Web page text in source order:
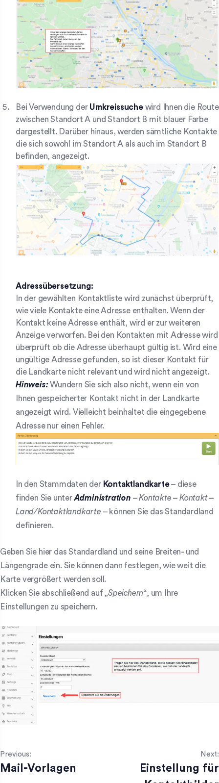
Bei Verwendung der Umkreissuchewird Ihnen die Route
zwischen Standort A und Standort B mit blauer Farbe
dargestellt. Darüber hinaus, werden sämtliche Kontakte
die sich sowohl im Standort A als auch im Standort B
befinden, angezeigt.
Adressübersetzung:
In der gewählten Kontaktliste wird zunächst überprüft,
wie viele Kontakte eine Adresse enthalten. Wenn der
Kontakt keine Adresse enthält, wird er zur weiteren
Anzeige verworfen. Bei den Kontakten mit Adresse wird
überprüft ob die Adresse überhaupt gültig ist. Wird eine
ungültige Adresse gefunden, so ist dieser Kontakt für
die Landkarte nicht relevant und wird nicht angezeigt.
Hinweis:Wundern Sie sich also nicht, wenn ein von
Ihnen gespeicherter Kontakt nicht in der Landkarte
angezeigt wird. Vielleicht beinhaltet die eingegebene
Adresse nur einen Fehler.
In den Stammdaten der Kontaktlandkarte– diese
finden Sie unterAdministration –Kontakte –Kontakt–
Land/Kontaktlandkarte – können Sie das Standardland
definieren.
Geben Sie hier das Standardland und seine Breiten- und
Längengrade ein. Sie können dann festlegen, wie weit die
Karte vergrößert werden soll.
Klicken Sie abschließend auf „Speichern“, um Ihre
Einstellungen zu speichern.
Previous:
Mail-Vorlagen
Next:
Einstellung für